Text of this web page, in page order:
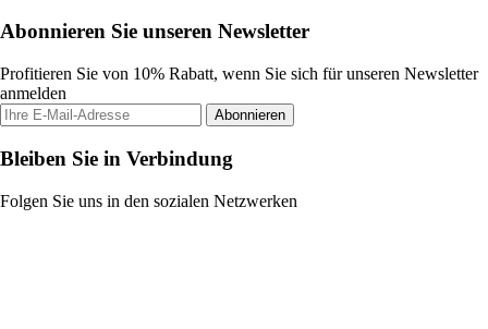
Abonnieren Sie unseren Newsletter
Profitieren Sie von 10% Rabatt, wenn Sie sich für unseren Newsletter
anmelden
Abonnieren
Bleiben Sie in Verbindung
Folgen Sie uns in den sozialen Netzwerken